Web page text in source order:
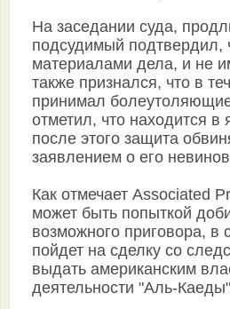
На заседании суда,
подсудимый подтвердил,
материалами дела, и не
также признался, что в
принимал
отметил, что находится в
после этого защита
заявлением о его
Как отмечает Associated
может быть попыткой
возможного приговора, в
пойдет на сделку со
выдать американским
деятельности "Аль-